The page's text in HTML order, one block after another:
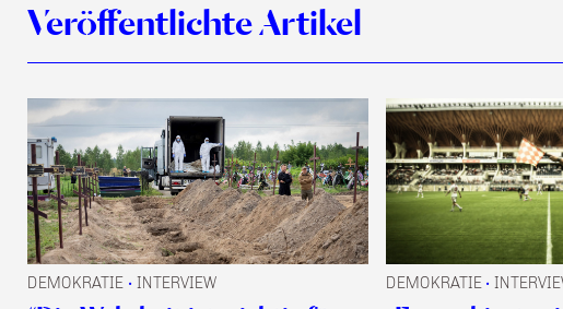
Veröffentlichte Artikel
DEMOKRATIE • INTERVIEW DEMOKRATIE •